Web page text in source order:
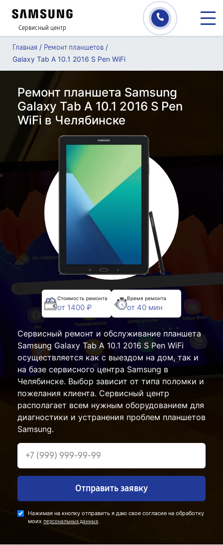
Сервисный центр
Главная / Ремонт планшетов /
Galaxy Tab A 10.1 2016 S Pen WiFi
Ремонт планшета Samsung
Galaxy Tab A 10.1 2016 S Pen
WiFi в Челябинске
Стоимость ремонта
от 1400 ₽
Время ремонта
от 40 мин
Сервисный ремонт и обслуживание планшета
Samsung Galaxy Tab A 10.1 2016 S Pen WiFi
осуществляется как с выездом на дом, так и
на базе сервисного центра Samsung в
Челябинске. Выбор зависит от типа поломки и
пожелания клиента. Сервисный центр
располагает всем нужным оборудованием для
диагностики и устранения проблем планшетов
Samsung.
Отправить заявку
Нажимая на кнопку отправить я даю свое согласие на обработку
моих персональных данных.